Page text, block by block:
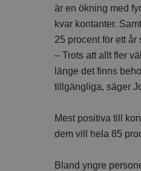
är en ökning med
kvar kontanter.
25 procent för ett
– Trots att allt fler
länge det finns
tillgängliga, säger
Mest positiva till
dem vill hela 85
Bland yngre